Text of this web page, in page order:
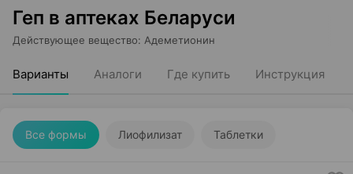
Геп в аптеках Беларуси
Действующее вещество: Адеметионин
Варианты Аналоги Где купить Инструкция
Все формы Лиофилизат Таблетки